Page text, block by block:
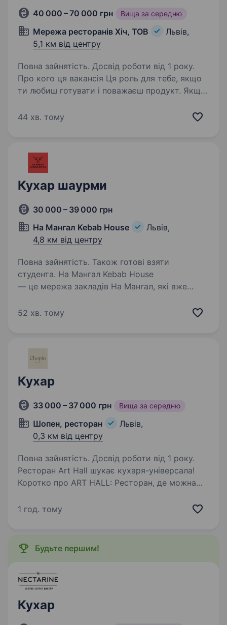
40 000 – 70 000 грн Вища за середню
Мережа ресторанів Хіч, ТОВ
Львів,
5,1 км від центру
Повна зайнятість. Досвід роботи від 1 року.
Про кого ця вакансія Ця роль для тебе, якщо
ти любиш готувати і поважаєш продукт. Якщо
«видана», а зроблена добре: вчасно, охайно,
44 хв. тому
Кухар шаурми
30 000 – 39 000 грн
На Мангал Kebab House
Львів,
4,8 км від центру
Повна зайнятість. Також готові взяти
студента. На Мангал Kebab House
— це мережа закладів На Мангал, які вже
Запрошуємо до себе в команду КУХАРЯ
52 хв. тому
Кухар
33 000 – 37 000 грн Вища за середню
Шопен, ресторан
Львів,
0,3 км від центру
Повна зайнятість. Досвід роботи від 1 року.
Ресторан Art Hall шукає кухаря-універсала!
Коротко про ART HALL: Ресторан, де можна
в караоке. Наші гості насолоджуються
1 год. тому
Будьте першим!
Кухар